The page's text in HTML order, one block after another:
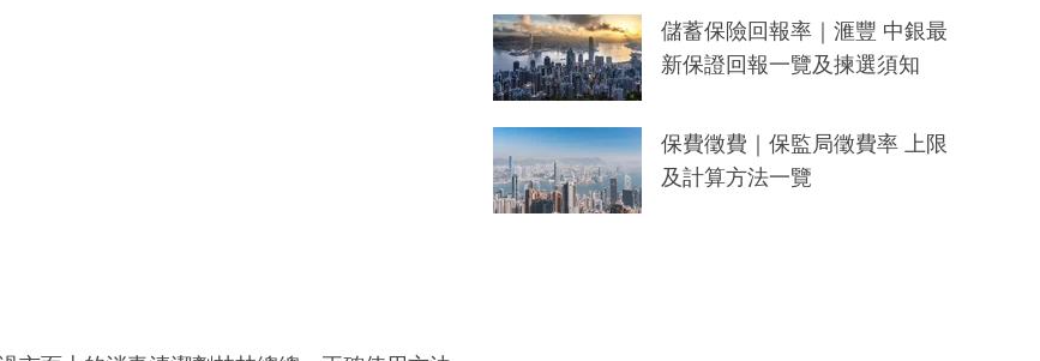
儲蓄保險回報率｜滙豐 中銀最
新保證回報一覽及揀選須知
保費徵費｜保監局徵費率 上限
及計算方法一覽